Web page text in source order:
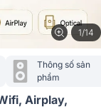
1/14
Thông số sản
phẩm
Airplay,